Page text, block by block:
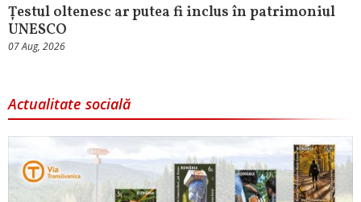
Țestul oltenesc ar putea fi inclus în patrimoniul
UNESCO
07 Aug, 2026
Actualitate socială